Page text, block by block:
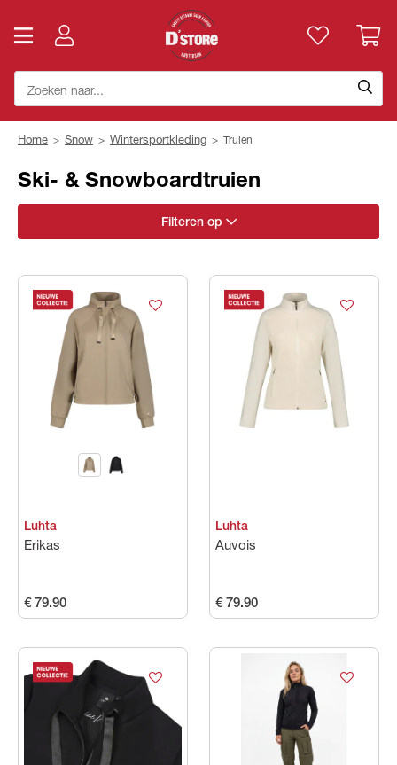
Home > Snow > Wintersportkleding > Truien
Ski- & Snowboardtruien
Filteren op
Geslacht
Categorie
Luhta
Erikas
€ 79.90
Luhta
Auvois
€ 79.90